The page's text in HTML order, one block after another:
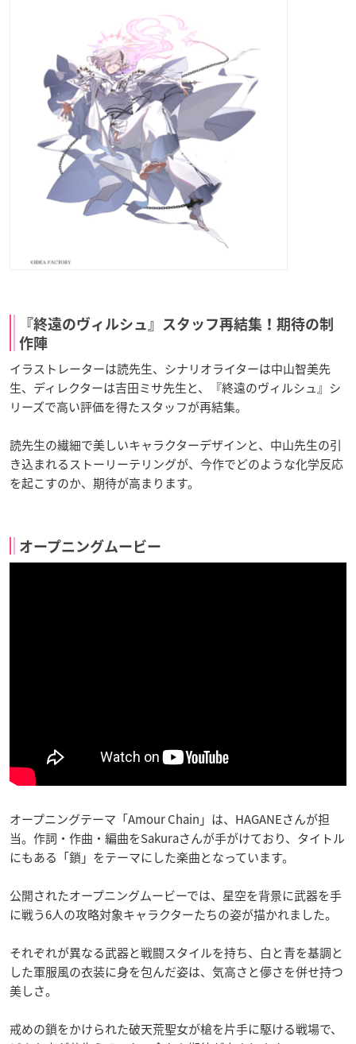
『終遠のヴィルシュ』スタッフ再結集！期待の制
作陣
イラストレーターは読先生、シナリオライターは中山智美先
生、ディレクターは吉田ミサ先生と、『終遠のヴィルシュ』シ
リーズで高い評価を得たスタッフが再結集。
読先生の繊細で美しいキャラクターデザインと、中山先生の引
き込まれるストーリーテリングが、今作でどのような化学反応
を起こすのか、期待が高まります。
オープニングムービー
オープニングテーマ「Amour Chain」は、HAGANEさんが担
当。作詞・作曲・編曲をSakuraさんが手がけており、タイトル
にもある「鎖」をテーマにした楽曲となっています。
公開されたオープニングムービーでは、星空を背景に武器を手
に戦う6人の攻略対象キャラクターたちの姿が描かれました。
それぞれが異なる武器と戦闘スタイルを持ち、白と青を基調と
した軍服風の衣装に身を包んだ姿は、気高さと儚さを併せ持つ
美しさ。
戒めの鎖をかけられた破天荒聖女が槍を片手に駆ける戦場で、